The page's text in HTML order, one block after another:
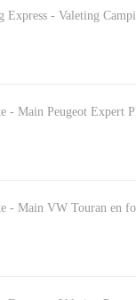
Express - Valeting
- Main Peugeot Expert
- Main VW Touran en